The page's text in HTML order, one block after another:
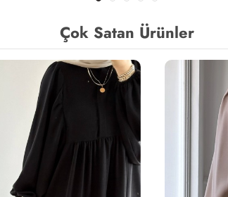
Çok Satan Ürünler